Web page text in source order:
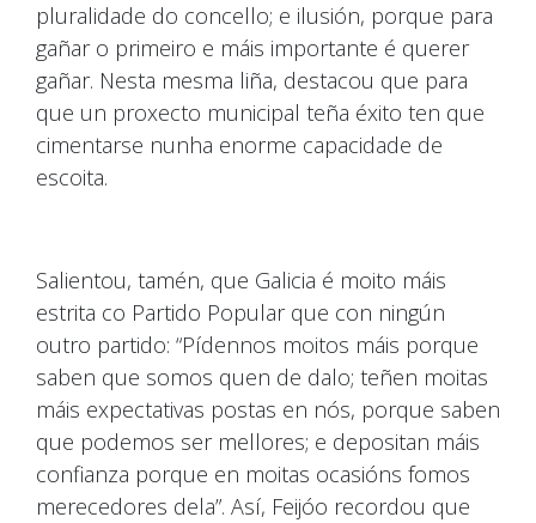
pluralidade do concello; e ilusión, porque para
gañar o primeiro e máis importante é querer
gañar. Nesta mesma liña, destacou que para
que un proxecto municipal teña éxito ten que
cimentarse nunha enorme capacidade de
escoita.
Salientou, tamén, que Galicia é moito máis
estrita co Partido Popular que con ningún
outro partido: “Pídennos moitos máis porque
saben que somos quen de dalo; teñen moitas
máis expectativas postas en nós, porque saben
que podemos ser mellores; e depositan máis
confianza porque en moitas ocasións fomos
merecedores dela”. Así, Feijóo recordou que